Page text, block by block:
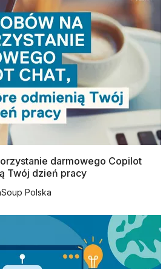
darmowego Copilot
Twój dzień pracy
Polska